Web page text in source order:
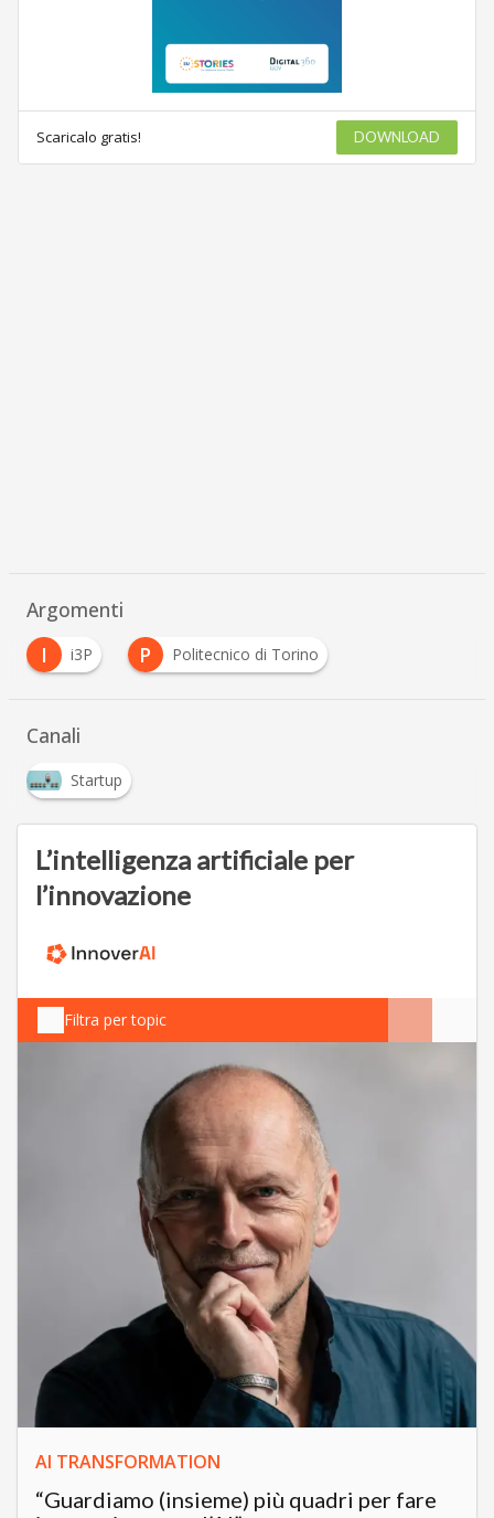
Scaricalo gratis! DOWNLOAD
Argomenti
I
i3P P Politecnico di Torino
Canali
Startup
L’intelligenza artificiale per
l’innovazione
Filtra per topic
AI TRANSFORMATION
“Guardiamo (insieme) più quadri per fare